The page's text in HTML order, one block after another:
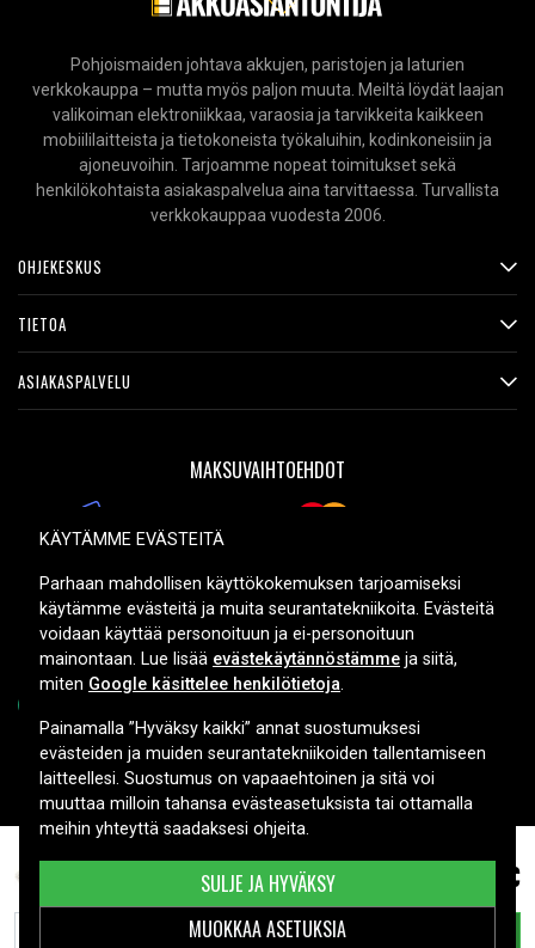
440629 laitteelle Robolinho, , 49,99 €
LISÄÄ OSTOSKORIIN
Pohjoismaiden johtava akkujen, paristojen ja laturien
verkkokauppa – mutta myös paljon muuta. Meiltä löydät laajan
valikoiman elektroniikkaa, varaosia ja tarvikkeita kaikkeen
mobiililaitteista ja tietokoneista työkaluihin, kodinkoneisiin ja
ajoneuvoihin. Tarjoamme nopeat toimitukset sekä
henkilökohtaista asiakaspalvelua aina tarvittaessa. Turvallista
verkkokauppaa vuodesta 2006.
OHJEKESKUS
TIETOA
ASIAKASPALVELU
MAKSUVAIHTOEHDOT
TOIMITUSVAIHTOEHDOT
Copyright © 2026, Spares Nordic AB
KÄYTÄMME EVÄSTEITÄ
Parhaan mahdollisen käyttökokemuksen tarjoamiseksi
käytämme evästeitä ja muita seurantatekniikoita. Evästeitä
voidaan käyttää personoituun ja ei-personoituun
mainontaan. Lue lisää evästekäytännöstämme ja siitä,
miten Google käsittelee henkilötietoja.
Painamalla ”Hyväksy kaikki” annat suostumuksesi
evästeiden ja muiden seurantatekniikoiden tallentamiseen
laitteellesi. Suostumus on vapaaehtoinen ja sitä voi
muuttaa milloin tahansa evästeasetuksista tai ottamalla
meihin yhteyttä saadaksesi ohjeita.
MUOKKAA ASETUKSIA
SULJE JA HYVÄKSY